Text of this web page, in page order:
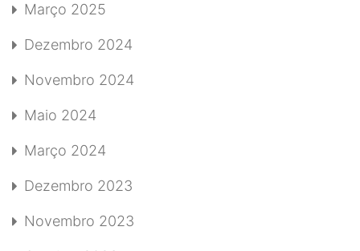
Março 2025
Dezembro 2024
Novembro 2024
Maio 2024
Março 2024
Dezembro 2023
Novembro 2023